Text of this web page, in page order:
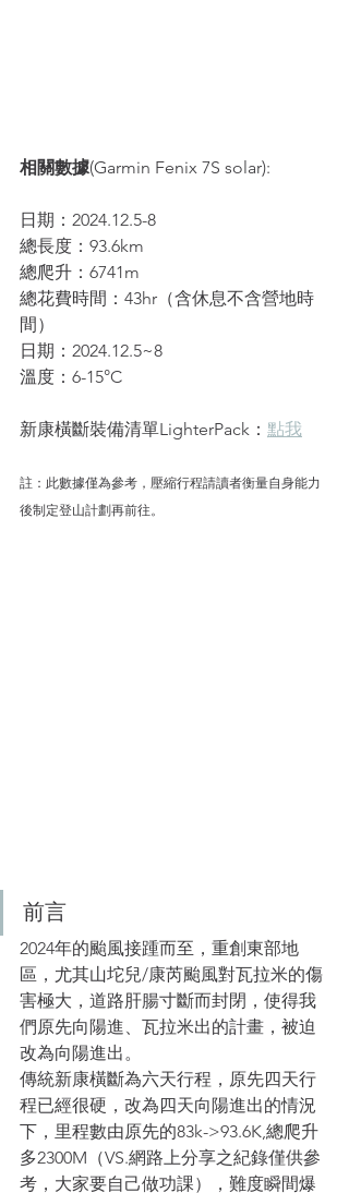
相關數據(Garmin Fenix 7S solar):
日期：2024.12.5-8
總長度：93.6km
總爬升：6741m
總花費時間：43hr（含休息不含營地時
間）
日期：2024.12.5~8
溫度：6-15°C
新康橫斷裝備清單LighterPack： 點我
註：此數據僅為參考，壓縮行程請讀者衡量自身能力
後制定登山計劃再前往。
前言
2024年的颱風接踵而至，重創東部地
區，尤其山坨兒/康芮颱風對瓦拉米的傷
害極大，道路肝腸寸斷而封閉，使得我
們原先向陽進、瓦拉米出的計畫，被迫
改為向陽進出。
傳統新康橫斷為六天行程，原先四天行
程已經很硬，改為四天向陽進出的情況
下，里程數由原先的83k->93.6K,總爬升
多2300M（VS.網路上分享之紀錄僅供參
考，大家要自己做功課），難度瞬間爆